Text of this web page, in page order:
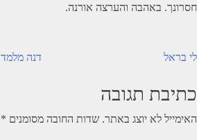
חסרונך. באהבה והערצה אורנה.
ניווט דנה מלמד לי בראל
כתיבת תגובה
האימייל לא יוצג באתר. שדות החובה מסומנים *